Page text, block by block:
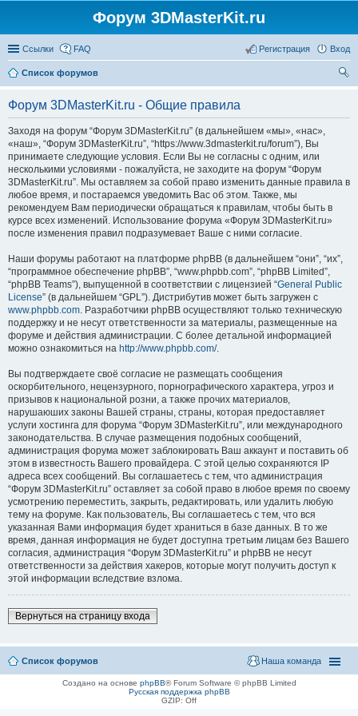
Форум 3DMasterKit.ru
Ссылки FAQ Вход
Регистрация
Список форумов
Форум 3DMasterKit.ru - Общие правила
Заходя на форум “Форум 3DMasterKit.ru” (в дальнейшем «мы», «нас»,
«наш», “Форум 3DMasterKit.ru”, “https://www.3dmasterkit.ru/forum”), Вы
принимаете следующие условия. Если Вы не согласны с одним, или
несколькими условиями - пожалуйста, не заходите на форум “Форум
3DMasterKit.ru”. Мы оставляем за собой право изменить данные правила в
любое время, и постараемся уведомить Вас об этом. Также, мы
рекомендуем Вам периодически обращаться к правилам, чтобы быть в
курсе всех изменений. Использование форума «Форум 3DMasterKit.ru»
после изменения правил подразумевает Ваше с ними согласие.
Наши форумы работают на платформе phpBB (в дальнейшем “они”, “их”,
“программное обеспечение phpBB”, “www.phpbb.com”, “phpBB Limited”,
“phpBB Teams”), выпущенной в соответствии с лицензией “General Public
License” (в дальнейшем “GPL”). Дистрибутив может быть загружен с
www.phpbb.com. Разработчики phpBB осуществляют только техническую
поддержку и не несут ответственности за материалы, размещенные на
форуме и действия администрации. С более детальной информацией
можно ознакомиться на http://www.phpbb.com/.
Вы подтверждаете своё согласие не размещать сообщения
оскорбительного, нецензурного, порнографического характера, угроз и
призывов к национальной розни, а также прочих материалов,
нарушаюших законы Вашей страны, страны, которая предоставляет
услуги хостинга для форума “Форум 3DMasterKit.ru”, или международного
законодательства. В случае размещения подобных сообщений,
администрация форума может заблокировать Ваш аккаунт и поставить об
этом в известность Вашего провайдера. С этой целью сохраняются IP
адреса всех сообщений. Вы соглашаетесь с тем, что администрация
“Форум 3DMasterKit.ru” оставляет за собой право в любое время по своему
усмотрению переместить, закрыть, редактировать, или удалить любую
тему на форуме. Как пользователь, Вы соглашаетесь с тем, что вся
указанная Вами информация будет храниться в базе данных. В то же
время, данная информация не будет доступна третьим лицам без Вашего
согласия, администрация “Форум 3DMasterKit.ru” и phpBB не несут
ответственности за действия хакеров, которые могут получить доступ к
этой информации вследствие взлома.
Вернуться на страницу входа
Список форумов Наша команда
Создано на основе phpBB® Forum Software © phpBB Limited
Русская поддержка phpBB
GZIP: Off